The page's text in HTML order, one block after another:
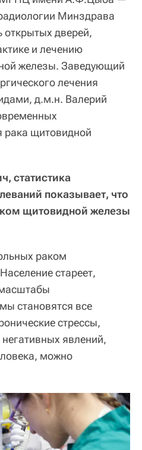
Минздрава
открытых дверей,
и лечению
железы. Заведующий
лечения
д.м.н. Валерий
рака щитовидной
статистика
показывает, что
щитовидной железы
раком
стареет,
становятся все
стрессы,
явлений,
можно